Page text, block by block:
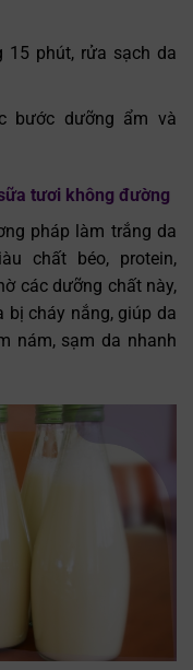
15 phút, rửa sạch da
bước dưỡng ẩm và
tươi không đường
pháp làm trắng da
chất béo, protein,
các dưỡng chất này,
cháy nắng, giúp da
nám, sạm da nhanh